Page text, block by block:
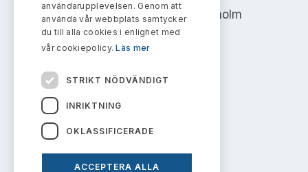
Address: Box 7354, 103 90 Stockholm
info@aktiemarknadsnamnden.se
Om innehållet
Om webbplatsen
användarupplevelsen. Genom att
använda vår webbplats samtycker
du till alla cookies i enlighet med
vår cookiepolicy.Läs mer
STRIKT NÖDVÄNDIGT
INRIKTNING
OKLASSIFICERADE
ACCEPTERA ALLA